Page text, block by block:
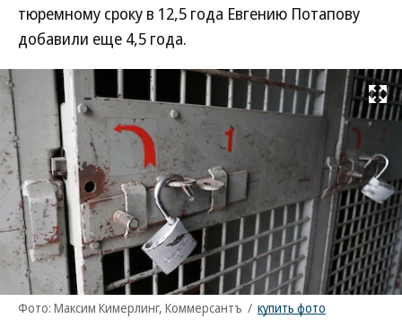
тюремному сроку в 12,5 года Евгению Потапову
добавили еще 4,5 года.
Развернуть
Фото: Максим Кимерлинг, Коммерсантъ / купить фото